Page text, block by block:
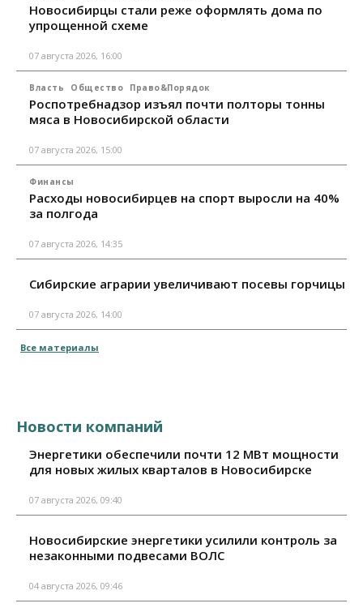
Новосибирцы стали реже оформлять дома по
упрощенной схеме
07 августа 2026, 16:00
Власть Общество Право&Порядок
Роспотребнадзор изъял почти полторы тонны
мяса в Новосибирской области
07 августа 2026, 15:00
Финансы
Расходы новосибирцев на спорт выросли на 40%
за полгода
07 августа 2026, 14:35
Сибирские аграрии увеличивают посевы горчицы
07 августа 2026, 14:00
Все материалы
Новости компаний
Энергетики обеспечили почти 12 МВт мощности
для новых жилых кварталов в Новосибирске
07 августа 2026, 09:40
Новосибирские энергетики усилили контроль за
незаконными подвесами ВОЛС
04 августа 2026, 09:46